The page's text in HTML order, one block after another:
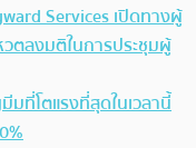
Services เปิดทางผู้
ตลงมติในการประชุมผู้
ที่โตแรงที่สุดในเวลานี้